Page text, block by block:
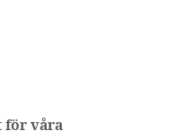
för våra